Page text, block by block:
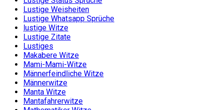
Lustige Weisheiten
Lustige Whatsapp Sprüche
lustige Witze
Lustige Zitate
Lustiges
Makabere Witze
Mami-Mami-Witze
Männerfeindliche Witze
Männerwitze
Manta Witze
Mantafahrerwitze